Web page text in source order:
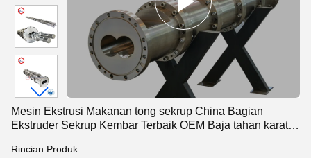
Mesin Ekstrusi Makanan tong sekrup China Bagian
Ekstruder Sekrup Kembar Terbaik OEM Baja tahan karat
Rincian Produk